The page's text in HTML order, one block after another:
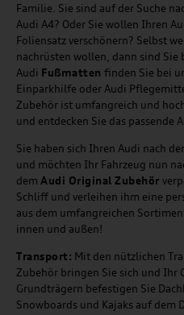
Familie. Sie sind auf der Suche
Audi A4? Oder Sie wollen Ihren
Foliensatz verschönern? Selbst
nachrüsten wollen, dann sind
Audi Fußmatten finden Sie bei
Einparkhilfe oder Audi
Zubehör ist umfangreich und
und entdecken Sie das passende
Sie haben sich Ihren Audi nach
und möchten Ihr Fahrzeug nun
dem Audi Original Zubehör
Schliff und verleihen ihm eine
aus dem umfangreichen
innen und außen!
Transport: Mit den nützlichen
Zubehör bringen Sie sich und Ihr
Grundträgern befestigen Sie
Snowboards und Kajaks auf dem